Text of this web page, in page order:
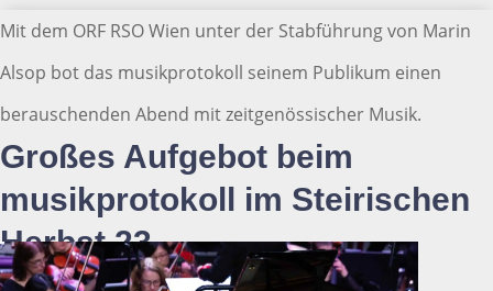
Großes Aufgebot beim
musikprotokoll im Steirischen
Herbst 23
Mit dem ORF RSO Wien unter der Stabführung von Marin
Alsop bot das musikprotokoll seinem Publikum einen
berauschenden Abend mit zeitgenössischer Musik.